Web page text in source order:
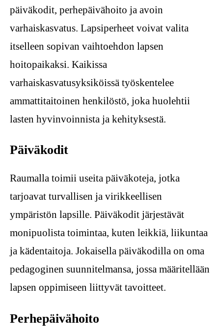
päiväkodit, perhepäivähoito ja avoin
varhaiskasvatus. Lapsiperheet voivat valita
itselleen sopivan vaihtoehdon lapsen
hoitopaikaksi. Kaikissa
varhaiskasvatusyksiköissä työskentelee
ammattitaitoinen henkilöstö, joka huolehtii
lasten hyvinvoinnista ja kehityksestä.
Päiväkodit
Raumalla toimii useita päiväkoteja, jotka
tarjoavat turvallisen ja virikkeellisen
ympäristön lapsille. Päiväkodit järjestävät
monipuolista toimintaa, kuten leikkiä, liikuntaa
ja kädentaitoja. Jokaisella päiväkodilla on oma
pedagoginen suunnitelmansa, jossa määritellään
lapsen oppimiseen liittyvät tavoitteet.
Perhepäivähoito